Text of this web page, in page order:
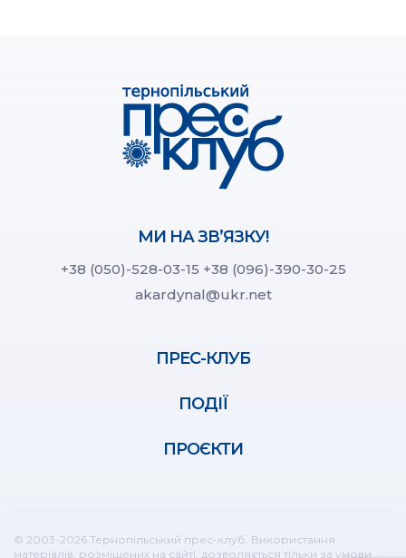
МИ НА ЗВ’ЯЗКУ!
+38 (050)-528-03-15 +38 (096)-390-30-25
akardynal@ukr.net
ПРЕС-КЛУБ
ПОДІЇ
ПРОЄКТИ
© 2003-2026 Тернопільський прес-клуб. Використання
матеріалів, розміщених на сайті, дозволяється тільки за умови